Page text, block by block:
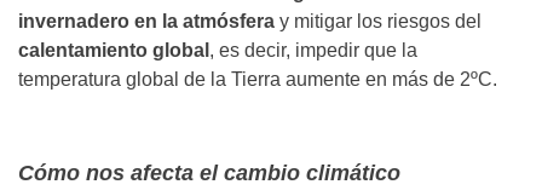
invernadero en la atmósfera y mitigar los riesgos del
calentamiento global , es decir, impedir que la
temperatura global de la Tierra aumente en más de 2ºC.
Cómo nos afecta el cambio climático